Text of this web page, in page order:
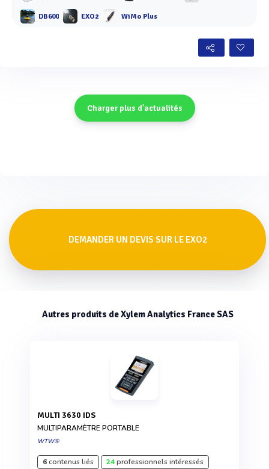
DB600 EXO2 WiMo Plus
Charger plus d'actualités
DEMANDER UN DEVIS SUR LE EXO2
Autres produits de Xylem Analytics France SAS
MULTI 3630 IDS
MULTIPARAMÈTRE PORTABLE
WTW®
6contenus liés 24professionnels intéressés